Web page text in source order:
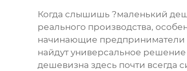
Когда слышишь ?маленький
реального производства,
начинающие предприниматели
найдут универсальное
дешевизна здесь почти всегда